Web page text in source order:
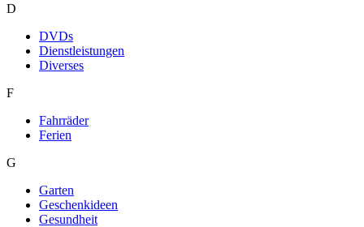
D
DVDs
Dienstleistungen
Diverses
F
Fahrräder
Ferien
G
Garten
Geschenkideen
Gesundheit